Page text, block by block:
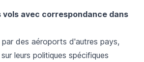
vols avec correspondance dans
des aéroports d'autres pays,
leurs politiques spécifiques